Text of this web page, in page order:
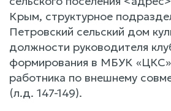
Крым, структурное
Петровский сельский дом
должности руководителя
формирования в МБУК «ЦКС»
работника по внешнему
(л.д. 147-149).